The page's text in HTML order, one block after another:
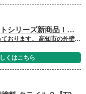
ウルトラペイントシリーズ新商品！！！映画鑑賞ならシン・ウルトラマン
いつもお世話になっております。 高知市の外壁＆屋根塗装専門店キタペンショールーム営業、辻です。 子供の夜泣きが再発動したためいつもより寝不足気味でこのブログを書いていますｗｗｗ 本日はプレマテックスと円谷プロがコラボした「ウルトラペイントシリーズ」についてご紹介いたします。 映画の方も楽しみです。ちなみに僕はセブンが好きです！！！ 以前はウルトラナノポリマーシリコン樹脂塗料の「ウルトラSi」とウルトラUVプロテクト上塗材保護用コート「ウルトラTOP」だけでした。 今回は新商品として「ウルトラクリヤー」「ウルトラフッ素」「ウルトラMUKI」も加わりました。 新商品についてはまだ塗装した現場がないためこれからご希望の方に提案して喜んでいただければと考えています。 「ウルトラSi」と「ウルトラTOP」を塗装した現場はございますのでご紹介させていただきます。 なんということでしょう！！！ 艶と光沢感あふれる仕上がりで上品な仕上がりになっています！ 上塗りの後にクリアコーティングを塗ることで艶を持たせるだけでなく、耐候性を上げる仕様になっています。 汚れも付きにくく、劣化もしにくい。 さらに水性塗料で環境にも優しい。まさにウルトラ仕上げになっています！！！ ウルトラペイントシリーズ公式サイトはこちらから↓ ウルトラシリーズの塗料について高知県では北村塗装店しか取り扱っておりません。 ご希望の方や興味のある方は是非当店まで！！！ 外壁塗装&屋根塗装をご検討中の方はまず、無料見積のお申し込みをお待ちしております↓↓↓ お問い合わせ・お見積依頼はこちら お家の塗装でお悩みの方は、ショールームにご来店で塗料の原材料をチェックしませんか？↓↓↓ ショールームご来店予約はこちら！WEB予約限定QUOカードプレゼント☆ 施工後のイメージを知りたい方は、他のお客様の施工事例をぜひご覧ください↓↓↓ キタペンの施工事例はこちら！随時更新中☆ 外壁塗装・屋根塗装の料金を知りたい方へ↓↓↓ 塗装商品メニューはこちら！新商品更新中☆ キタペンで施工された大切なお客様の声↓↓↓ 北村塗装店のお客様の声一覧
くはこちら